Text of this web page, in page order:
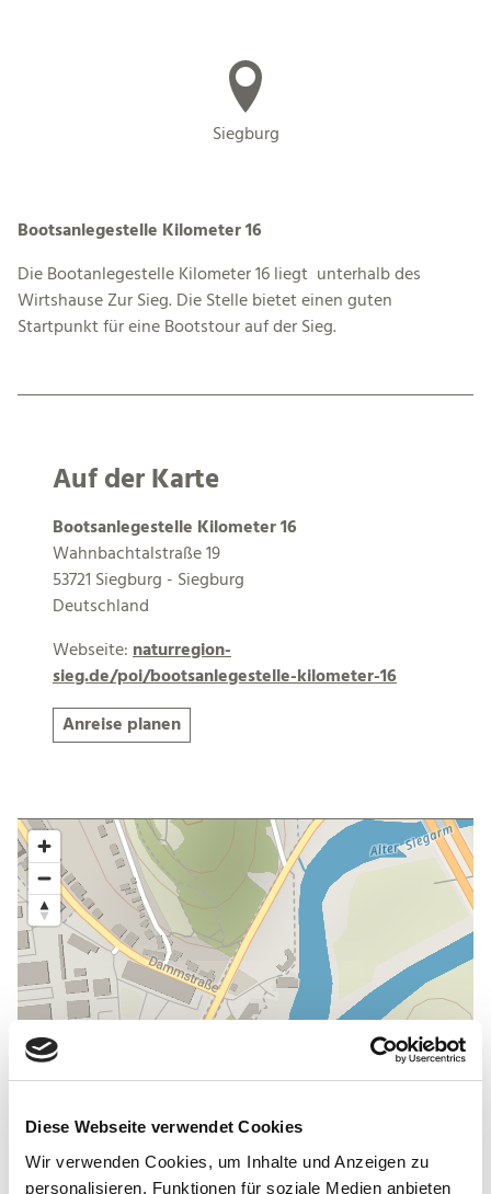
Diese Webseite verwendet Cookies
Wir verwenden Cookies, um Inhalte und Anzeigen zu
personalisieren, Funktionen für soziale Medien anbieten
Siegburg
Bootsanlegestelle Kilometer 16
Die Bootanlegestelle Kilometer 16 liegt unterhalb des
Wirtshause Zur Sieg. Die Stelle bietet einen guten
Startpunkt für eine Bootstour auf der Sieg.
Auf der Karte
Bootsanlegestelle Kilometer 16
Wahnbachtalstraße 19
53721 Siegburg - Siegburg
Deutschland
Webseite:naturregion-
sieg.de/poi/bootsanlegestelle-kilometer-16
Anreise planen